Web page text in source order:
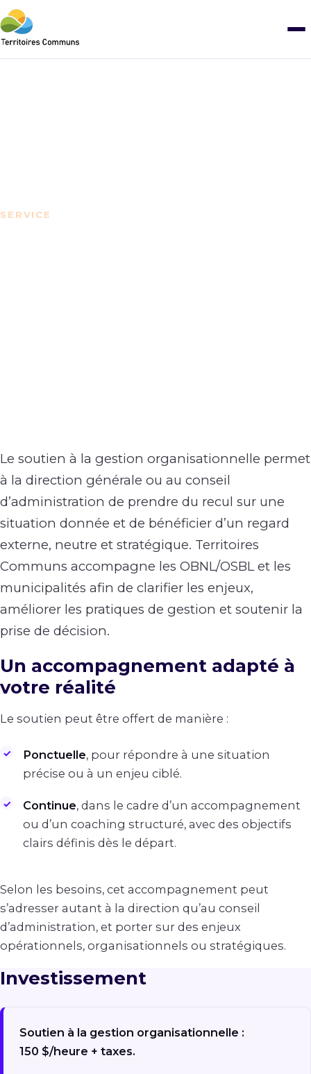
Planification stratégique
SERVICE
Le soutien à la gestion organisationnelle permet
à la direction générale ou au conseil
d’administration de prendre du recul sur une
situation donnée et de bénéficier d’un regard
externe, neutre et stratégique. Territoires
Communs accompagne les OBNL/OSBL et les
municipalités afin de clarifier les enjeux,
améliorer les pratiques de gestion et soutenir la
prise de décision.
Un accompagnement adapté à
votre réalité
Le soutien peut être offert de manière :
Ponctuelle, pour répondre à une situation
précise ou à un enjeu ciblé.
Continue, dans le cadre d’un accompagnement
ou d’un coaching structuré, avec des objectifs
clairs définis dès le départ.
Selon les besoins, cet accompagnement peut
s’adresser autant à la direction qu’au conseil
d’administration, et porter sur des enjeux
opérationnels, organisationnels ou stratégiques.
Investissement
Soutien à la gestion organisationnelle :
150 $/heure + taxes.